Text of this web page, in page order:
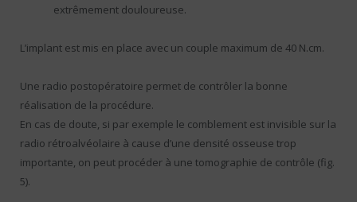
extrêmement douloureuse.
L’implant est mis en place avec un couple maximum de 40 N.cm.
Une radio postopératoire permet de contrôler la bonne
réalisation de la procédure.
En cas de doute, si par exemple le comblement est invisible sur la
radio rétroalvéolaire à cause d’une densité osseuse trop
importante, on peut procéder à une tomographie de contrôle (fig.
5).